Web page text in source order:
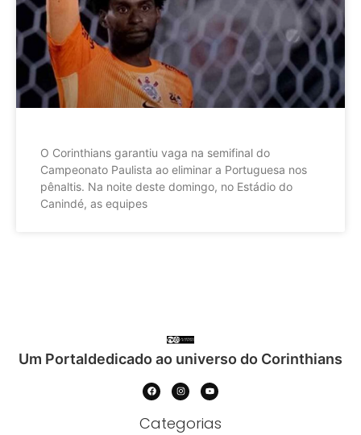
O Corinthians garantiu vaga na semifinal do
Campeonato Paulista ao eliminar a Portuguesa nos
pênaltis. Na noite deste domingo, no Estádio do
Canindé, as equipes
Um Portaldedicado ao universo do Corinthians
Categorias